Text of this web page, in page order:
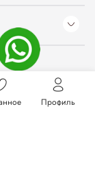
Профиль